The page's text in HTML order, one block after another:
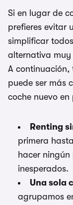
Si en lugar de
prefieres evitar
simplificar
alternativa muy
A continuación,
puede ser más
coche nuevo
Renting
primera
hacer
inesperados.
Una sola
agrupamos